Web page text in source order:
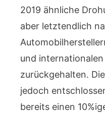
2019 ähnliche
aber letztendlich
und
zurückgehalten.
jedoch
bereits einen